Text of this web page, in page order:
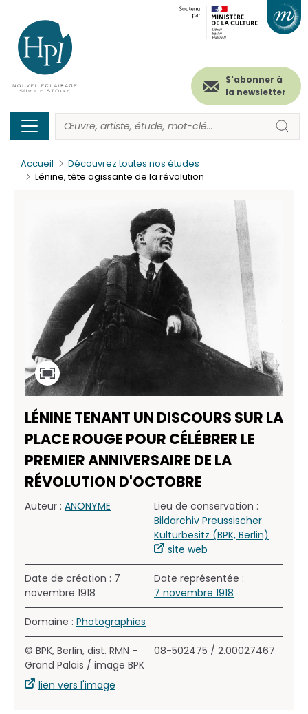
contenu
principal
Menu
secondaire
(header)
S'abonner à
la newsletter
Accueil
Découvrez toutes nos études
Lénine, tête agissante de la révolution
LÉNINE TENANT UN DISCOURS SUR LA
PLACE ROUGE POUR CÉLÉBRER LE
PREMIER ANNIVERSAIRE DE LA
RÉVOLUTION D'OCTOBRE
Auteur : ANONYME
Lieu de conservation :
Bildarchiv Preussischer
Kulturbesitz (BPK, Berlin)
site web
Date de création : 7
novembre 1918
Date représentée :
7 novembre 1918
Domaine : Photographies
© BPK, Berlin, dist. RMN -
Grand Palais / image BPK
lien vers l'image
08-502475 / 2.00027467